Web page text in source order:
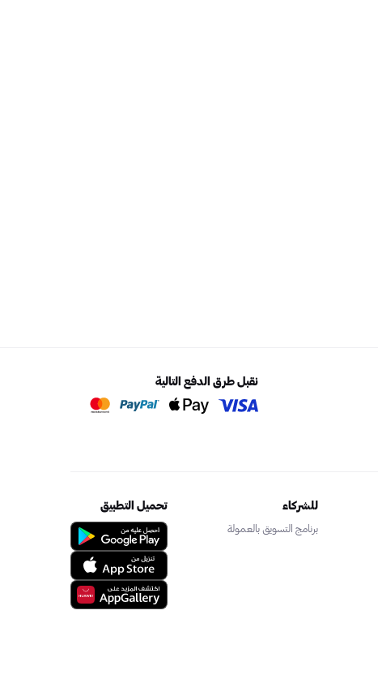
نقبل طرق الدفع التالية
للشركاء
برنامج التسويق بالعمولة
تحميل التطبيق